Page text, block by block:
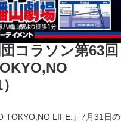
コラソン第63回
TOKYO,NO LIFE.』7月31日の